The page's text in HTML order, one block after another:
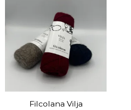
Filcolana Vilja